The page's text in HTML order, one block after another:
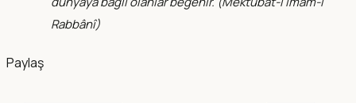
Rabbânî)
Paylaş